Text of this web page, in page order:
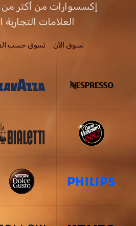
العلامات التجارية
تسوق الاَن تسوق حسب